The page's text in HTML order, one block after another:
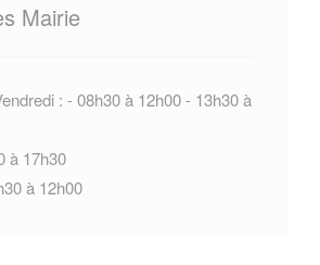
Mairie
: - 08h30 à 12h00 - 13h30 à
à 17h30
à 12h00